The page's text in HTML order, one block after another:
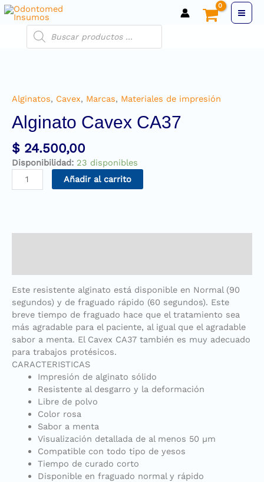
Alginatos, Cavex, Marcas, Materiales de impresión
Alginato Cavex CA37
$ 24.500,00
Disponibilidad: 23 disponibles
Añadir al carrito
Este resistente alginato está disponible en Normal (90
segundos) y de fraguado rápido (60 segundos). Este
breve tiempo de fraguado hace que el tratamiento sea
más agradable para el paciente, al igual que el agradable
sabor a menta. El Cavex CA37 también es muy adecuado
para trabajos protésicos.
CARACTERISTICAS
Impresión de alginato sólido
Resistente al desgarro y la deformación
Libre de polvo
Color rosa
Sabor a menta
Visualización detallada de al menos 50 µm
Compatible con todo tipo de yesos
Tiempo de curado corto
Disponible en fraguado normal y rápido